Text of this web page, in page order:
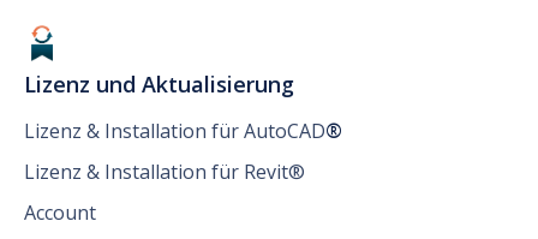
Lizenz und Aktualisierung
Lizenz & Installation für AutoCAD®
Lizenz & Installation für Revit®
Account